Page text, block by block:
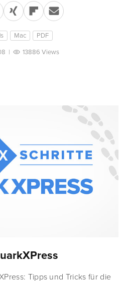
Mac PDF
| 13886 Views
Tipps und Tricks für die